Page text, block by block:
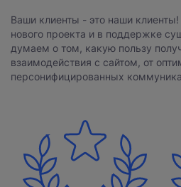
Ваши клиенты - это наши
нового проекта и в поддержке
думаем о том, какую пользу
взаимодействия с сайтом, от
персонифицированных